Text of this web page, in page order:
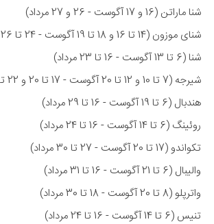
شنا ماراتن (16 و 17 آگوست - 26 و 27 مرداد)
شنای موزون (14 تا 16 و 18 تا 19 آگوست - 24 تا 26 و 28 تا 29 مرداد)
شنا (6 تا 13 آگوست - 16 تا 23 مرداد)
شیرجه (7 تا 10 و 12 تا 20 آگوست - 17 تا 20 و 22 تا 30 مرداد)
هندبال (6 تا 19 آگوست - 16 تا 29 مرداد)
روئینگ (6 تا 14 آگوست - 16 تا 24 مرداد)
تکواندو (17 تا 20 آگوست - 27 تا 30 مرداد)
والیبال (6 تا 21 آگوست - 16 تا 31 مرداد)
واترپلو (8 تا 20 آگوست - 18 تا 30 مرداد)
تنیس (6 تا 14 آگوست - 16 تا 24 مرداد)